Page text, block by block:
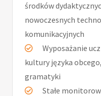
środków
nowoczesnych
komunikacyjnych
Wyposażanie
kultury języka
gramatyki
Stałe